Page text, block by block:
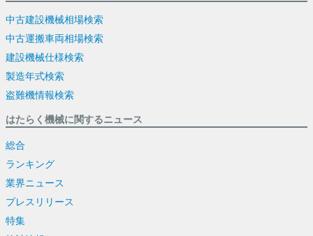
中古建設機械相場検索
中古運搬車両相場検索
建設機械仕様検索
製造年式検索
盗難機情報検索
はたらく機械に関するニュース
総合
ランキング
業界ニュース
プレスリリース
特集